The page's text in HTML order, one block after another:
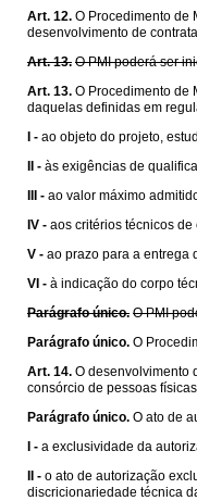
Art. 12. O Procedimento de
desenvolvimento de
Art. 13. O PMI poderá ser
Art. 13. O Procedimento de
daquelas definidas em
I - ao objeto do projeto,
II - às exigências de
III - ao valor máximo
IV - aos critérios técnicos
V - ao prazo para a entrega
VI - à indicação do corpo
Parágrafo único. O PMI
Parágrafo único. O
Art. 14. O desenvolvimento
consórcio de pessoas
Parágrafo único. O ato de
I - a exclusividade da
II - o ato de autorização
discricionariedade técnica